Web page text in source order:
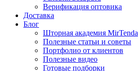
Верификация оптовика
Доставка
Блог
Шторная академия MirTenda
Полезные статьи и советы
Портфолио от клиентов
Полезные видео
Готовые подборки